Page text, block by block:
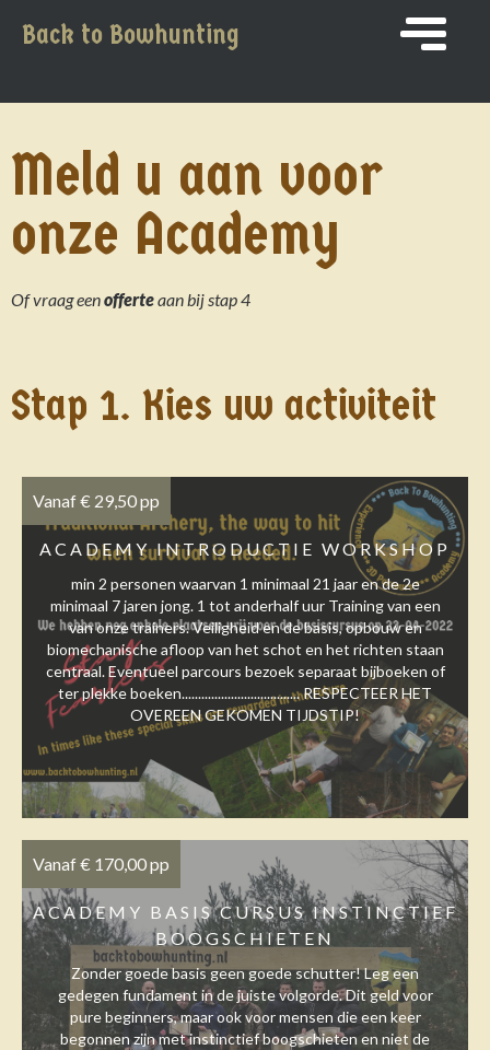
Back to Bowhunting
Meld u aan voor
onze Academy
Of vraag eenofferteaan bij stap 4
Stap 1. Kies uw activiteit
Vanaf € 29,50 pp
ACADEMY INTRODUCTIE WORKSHOP
min 2 personen waarvan 1 minimaal 21 jaar en de 2e
minimaal 7 jaren jong. 1 tot anderhalf uur Training van een
van onze trainers. Veiligheid en de basis, opbouw en
biomechanische afloop van het schot en het richten staan
centraal. Eventueel parcours bezoek separaat bijboeken of
ter plekke boeken.................................... RESPECTEER HET
OVEREEN GEKOMEN TIJDSTIP!
Vanaf € 170,00 pp
ACADEMY BASIS CURSUS INSTINCTIEF
BOOGSCHIETEN
Zonder goede basis geen goede schutter! Leg een
gedegen fundament in de juiste volgorde. Dit geld voor
pure beginners, maar ook voor mensen die een keer
begonnen zijn met instinctief boogschieten en niet de